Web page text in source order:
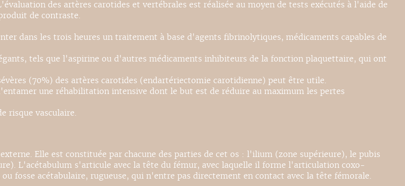
des artères carotides et vertébrales est réalisée au moyen de tests exécutés à l'aide de
de contraste.
dans les trois heures un traitement à base d'agents fibrinolytiques, médicaments capables de
tels que l'aspirine ou d'autres médicaments inhibiteurs de la fonction plaquettaire, qui ont
(70%) des artères carotides (endartériectomie carotidienne) peut être utile.
une réhabilitation intensive dont le but est de réduire au maximum les pertes
risque vasculaire.
Elle est constituée par chacune des parties de cet os : l'ilium (zone supérieure), le pubis
L'acétabulum s'articule avec la tête du fémur, avec laquelle il forme l'articulation coxo-
fosse acétabulaire, rugueuse, qui n'entre pas directement en contact avec la tête fémorale.